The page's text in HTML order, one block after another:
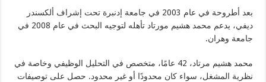
بعد أطروحة في عام 2003 في جامعة إدنبرة تحت إشراف ألكسندر
ديفي، يدعم محمد هشيم مورتاد تأهله لتوجيه البحث في عام 2008 في
جامعة وهران.
محمد هشيم مرتاد، 42 عامًا، متخصص في التحليل الوظيفي وخاصة في
نظرية المشغل، سواء كان محدودًا أو غير محدود. حصل على توصيفات